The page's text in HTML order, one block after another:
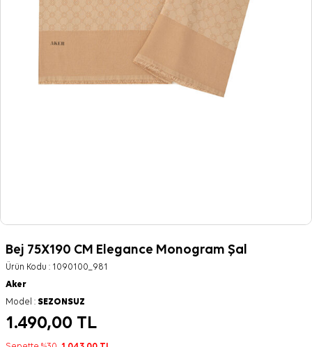
Bej 75X190 CM Elegance Monogram Şal
Ürün Kodu : 1090100_981
Aker
Model : SEZONSUZ
1.490,00 TL